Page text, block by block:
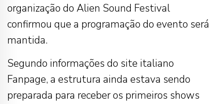
organização do Alien Sound Festival
confirmou que a programação do evento será
mantida.
Segundo informações do site italiano
Fanpage, a estrutura ainda estava sendo
preparada para receber os primeiros shows